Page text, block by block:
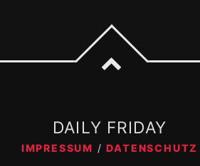
DAILY FRIDAY
IMPRESSUM DATENSCHUTZ